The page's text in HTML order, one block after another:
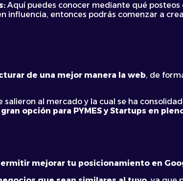
Aquí puedes conocer mediante qué posteos
influencia, entonces podrás comenzar a
de una mejor manera la web, de
al mercado y la cual se ha
gran opción para PYMES y Startups en
mejorar tu posicionamiento en